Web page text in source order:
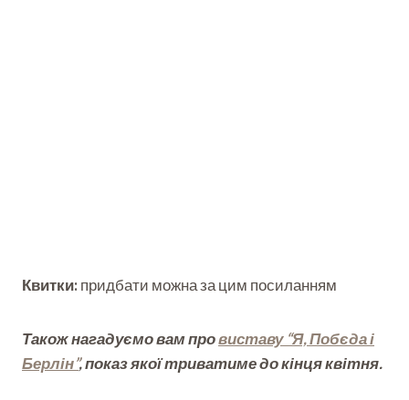
Квитки: придбати можна за цим посиланням
Також нагадуємо вам провиставу “Я, Побєда і
Берлін”, показ якої триватиме до кінця квітня.